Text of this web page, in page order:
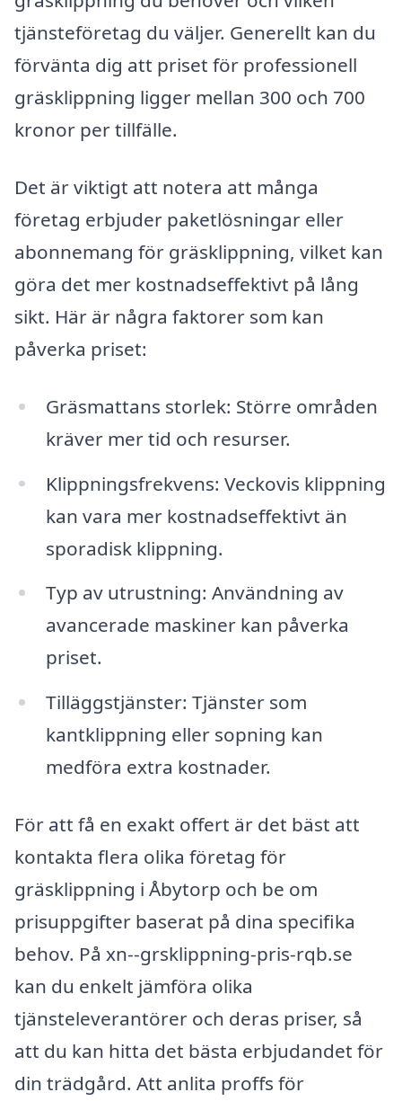
tjänsteföretag du väljer. Generellt kan du
förvänta dig att priset för professionell
gräsklippning ligger mellan 300 och 700
kronor per tillfälle.
Det är viktigt att notera att många
företag erbjuder paketlösningar eller
abonnemang för gräsklippning, vilket kan
göra det mer kostnadseffektivt på lång
sikt. Här är några faktorer som kan
påverka priset:
Gräsmattans storlek: Större områden
kräver mer tid och resurser.
Klippningsfrekvens: Veckovis klippning
kan vara mer kostnadseffektivt än
sporadisk klippning.
Typ av utrustning: Användning av
avancerade maskiner kan påverka
priset.
Tilläggstjänster: Tjänster som
kantklippning eller sopning kan
medföra extra kostnader.
För att få en exakt offert är det bäst att
kontakta flera olika företag för
gräsklippning i Åbytorp och be om
prisuppgifter baserat på dina specifika
behov. På xn--grsklippning-pris-rqb.se
kan du enkelt jämföra olika
tjänsteleverantörer och deras priser, så
att du kan hitta det bästa erbjudandet för
din trädgård. Att anlita proffs för